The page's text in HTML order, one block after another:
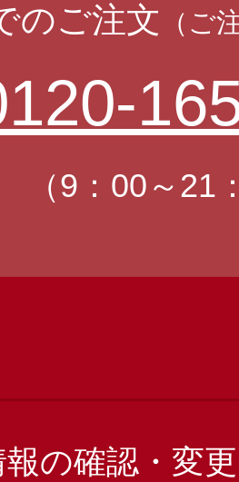
のご注文 （ご
（9：00～21
の確認・変更